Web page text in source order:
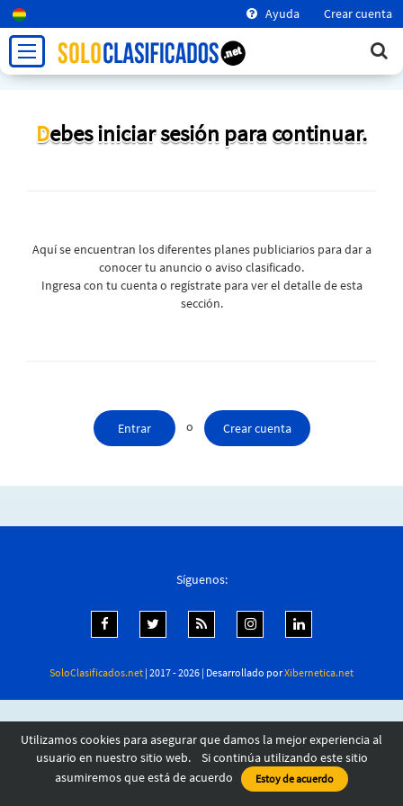
Ayuda Crear cuenta
Debes iniciar sesión para continuar.
Aquí se encuentran los diferentes planes publiciarios para dar a
conocer tu anuncio o aviso clasificado.
Ingresa con tu cuenta o regístrate para ver el detalle de esta
sección.
Entrar o Crear cuenta
Síguenos:
SoloClasificados.net | 2017 - 2026 | Desarrollado porXibernetica.net
Utilizamos cookies para asegurar que damos la mejor experiencia al
usuario en nuestro sitio web. Si continúa utilizando este sitio
asumiremos que está de acuerdo
Estoy de acuerdo